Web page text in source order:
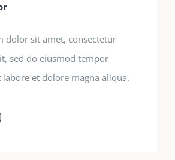
dolor sit amet, consectetur
sed do eiusmod tempor
et dolore magna aliqua.